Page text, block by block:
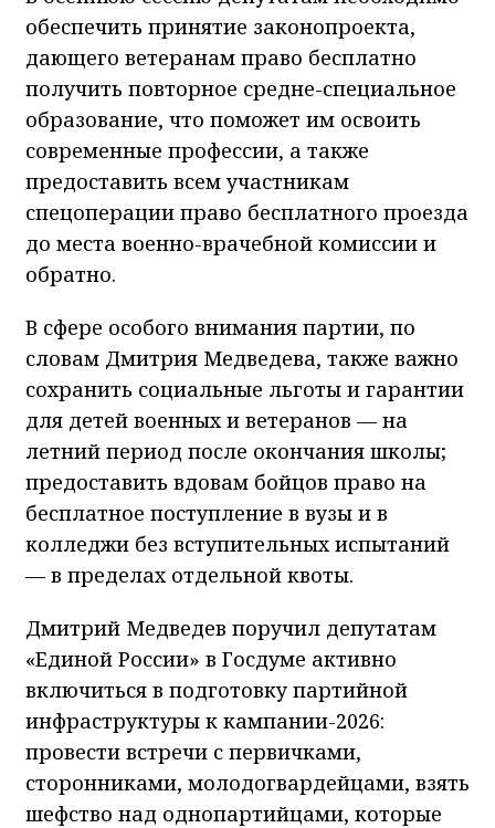
обеспечить принятие законопроекта,
дающего ветеранам право бесплатно
получить повторное средне-специальное
образование, что поможет им освоить
современные профессии, а также
предоставить всем участникам
спецоперации право бесплатного проезда
до места военно-врачебной комиссии и
обратно.
В сфере особого внимания партии, по
словам Дмитрия Медведева, также важно
сохранить социальные льготы и гарантии
для детей военных и ветеранов — на
летний период после окончания школы;
предоставить вдовам бойцов право на
бесплатное поступление в вузы и в
колледжи без вступительных испытаний
— в пределах отдельной квоты.
Дмитрий Медведев поручил депутатам
«Единой России» в Госдуме активно
включиться в подготовку партийной
инфраструктуры к кампании-2026:
провести встречи с первичками,
сторонниками, молодогвардейцами, взять
шефство над однопартийцами, которые